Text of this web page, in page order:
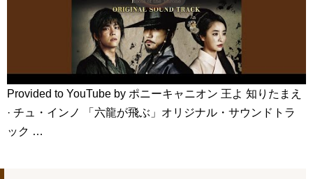
Provided to YouTube by ポニーキャニオン 王よ 知りたまえ
· チュ・インノ 「六龍が飛ぶ」オリジナル・サウンドトラ
ック …